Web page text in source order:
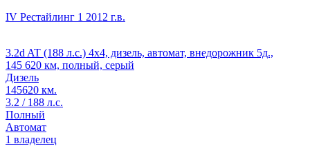
IV Рестайлинг 1 2012 г.в.
3.2d AT (188 л.с.) 4x4, дизель, автомат, внедорожник 5д.,
145 620 км, полный, серый
Дизель
145620 км.
3.2 / 188 л.с.
Полный
Автомат
1 владелец